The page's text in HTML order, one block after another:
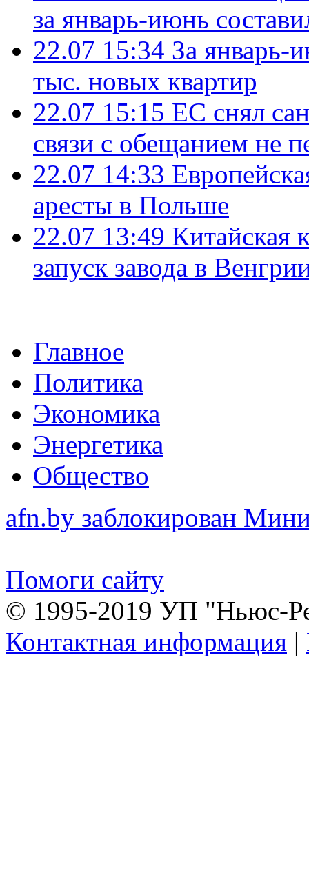
за январь-июнь
22.07 15:34 За январь-
тыс. новых квартир
22.07 15:15 ЕС снял
связи с обещанием не
22.07 14:33
аресты в Польше
22.07 13:49 Китайская
запуск завода в
Главное
Политика
Экономика
Энергетика
Общество
afn.by заблокирован
Помоги сайту
© 1995-2019 УП "Ньюс-
Контактная информация |